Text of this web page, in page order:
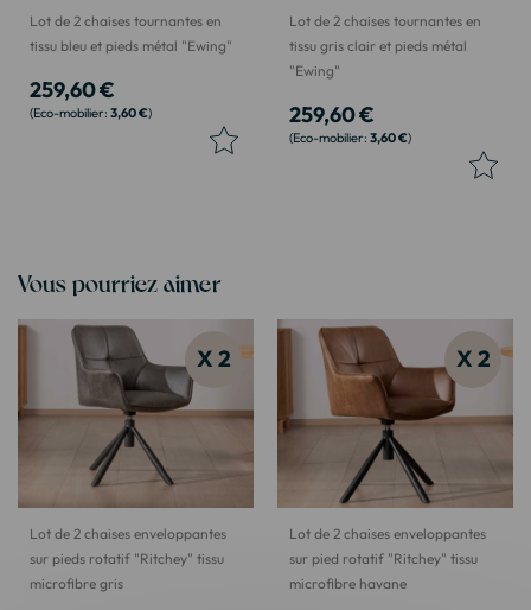
Lot de 2 chaises tournantes en
tissu bleu et pieds métal "Ewing"
259,60 €
3,60 €
Lot de 2 chaises tournantes en
tissu gris clair et pieds métal
"Ewing"
259,60 €
3,60 €
Vous pourriez aimer
X 2
Lot de 2 chaises enveloppantes
sur pieds rotatif "Ritchey" tissu
microfibre gris
X 2
Lot de 2 chaises enveloppantes
sur pied rotatif "Ritchey" tissu
microfibre havane